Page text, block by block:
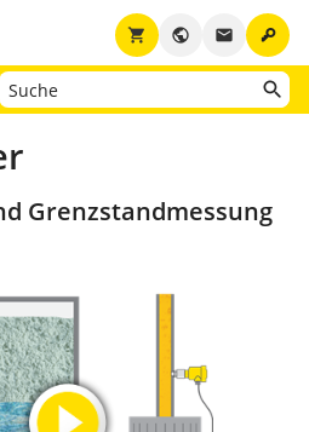
key
email
public
shopping_cart
Grenzstandmessung